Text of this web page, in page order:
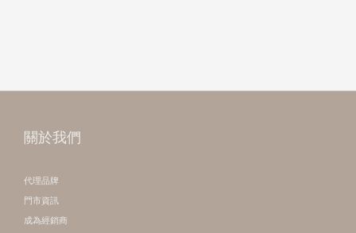
關於我們
代理品牌
門市資訊
成為經銷商